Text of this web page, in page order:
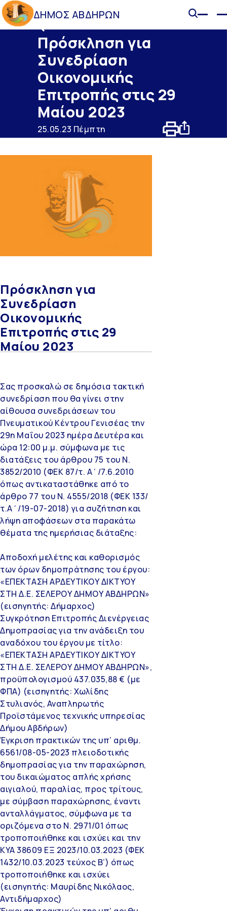
ΔΗΜΟΣ ΑΒΔΗΡΩΝ
Πρόσκληση για
Συνεδρίαση
Οικονομικής
Επιτροπής στις 29
Μαίου 2023
25.05.23 Πέμπτη
Πρόσκληση για
Συνεδρίαση
Οικονομικής
Επιτροπής στις 29
Μαίου 2023
Σας προσκαλώ σε δημόσια τακτική
συνεδρίαση που θα γίνει στην
αίθουσα συνεδριάσεων του
Πνευματικού Κέντρου Γενισέας την
29η Μαΐου 2023 ημέρα Δευτέρα και
ώρα 12:00 μ.μ. σύμφωνα με τις
διατάξεις του άρθρου 75 του Ν.
3852/2010 (ΦΕΚ 87/τ. Α΄/7.6.2010
όπως αντικαταστάθηκε από το
άρθρο 77 του Ν. 4555/2018 (ΦΕΚ 133/
τ.Α΄/19-07-2018) για συζήτηση και
λήψη αποφάσεων στα παρακάτω
θέματα της ημερήσιας διάταξης:
Αποδοχή μελέτης και καθορισμός
των όρων δημοπράτησης του έργου:
«ΕΠΕΚΤΑΣΗ ΑΡΔΕΥΤΙΚΟΥ ΔΙΚΤΥΟΥ
ΣΤΗ Δ.Ε. ΣΕΛΕΡΟΥ ΔΗΜΟΥ ΑΒΔΗΡΩΝ»
(εισηγητής: Δήμαρχος)
Συγκρότηση Επιτροπής Διενέργειας
Δημοπρασίας για την ανάδειξη του
αναδόχου του έργου με τίτλο:
«ΕΠΕΚΤΑΣΗ ΑΡΔΕΥΤΙΚΟΥ ΔΙΚΤΥΟΥ
ΣΤΗ Δ.Ε. ΣΕΛΕΡΟΥ ΔΗΜΟΥ ΑΒΔΗΡΩΝ»,
προϋπολογισμού 437.035,88 € (με
ΦΠΑ) (εισηγητής: Χωλίδης
Στυλιανός, Αναπληρωτής
Προϊστάμενος τεχνικής υπηρεσίας
Δήμου Αβδήρων)
Έγκριση πρακτικών της υπ’ αριθμ.
6561/08-05-2023 πλειοδοτικής
δημοπρασίας για την παραχώρηση,
του δικαιώματος απλής χρήσης
αιγιαλού, παραλίας, προς τρίτους,
με σύμβαση παραχώρησης, έναντι
ανταλλάγματος, σύμφωνα με τα
οριζόμενα στο Ν. 2971/01 όπως
τροποποιήθηκε και ισχύει και την
ΚΥΑ 38609 ΕΞ 2023/10.03.2023 (ΦΕΚ
1432/10.03.2023 τεύχος Β’) όπως
τροποποιήθηκε και ισχύει
(εισηγητής: Μαυρίδης Νικόλαος,
Αντιδήμαρχος)